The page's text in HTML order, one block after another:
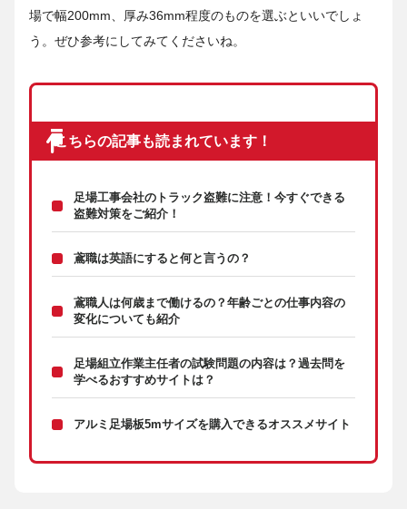
場で幅200mm、厚み36mm程度のものを選ぶといいでしょ
う。ぜひ参考にしてみてくださいね。
こちらの記事も読まれています！
足場工事会社のトラック盗難に注意！今すぐできる
盗難対策をご紹介！
鳶職は英語にすると何と言うの？
鳶職人は何歳まで働けるの？年齢ごとの仕事内容の
変化についても紹介
足場組立作業主任者の試験問題の内容は？過去問を
学べるおすすめサイトは？
アルミ足場板5mサイズを購入できるオススメサイト